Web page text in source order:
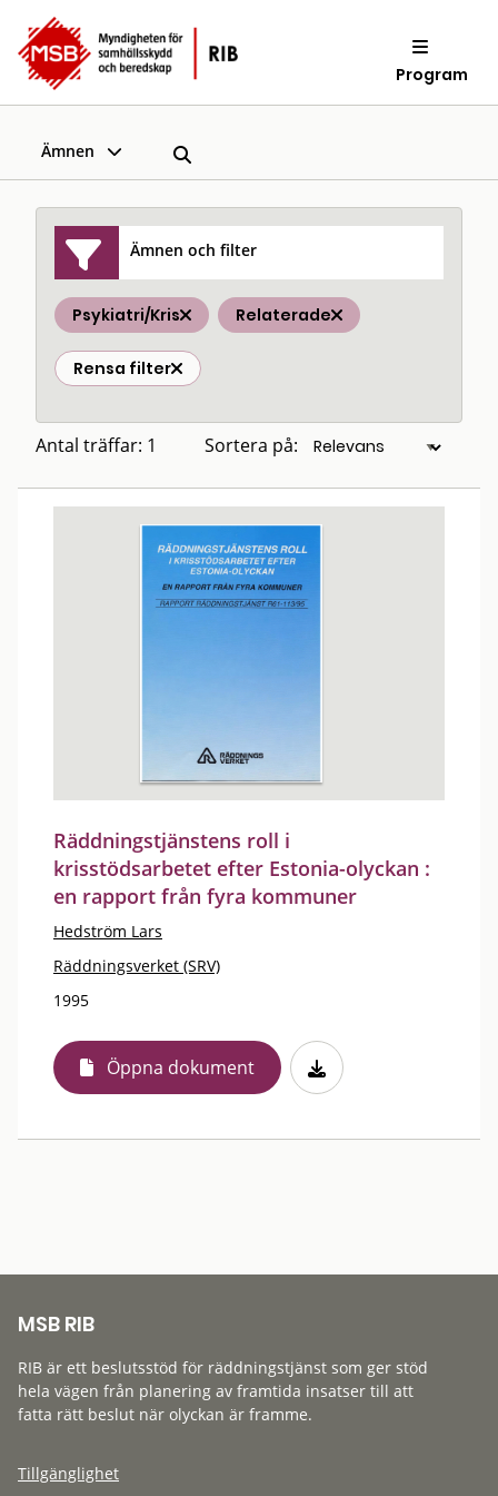
Program
Ämnen
Ämnen och filter
Psykiatri/Kris Relaterade
Rensa filter
Antal träffar: 1 Sortera på:
Räddningstjänstens roll i
krisstödsarbetet efter Estonia-olyckan :
en rapport från fyra kommuner
Hedström Lars
Räddningsverket (SRV)
1995
Öppna dokument
MSB RIB
RIB är ett beslutsstöd för räddningstjänst som ger stöd
hela vägen från planering av framtida insatser till att
fatta rätt beslut när olyckan är framme.
Tillgänglighet